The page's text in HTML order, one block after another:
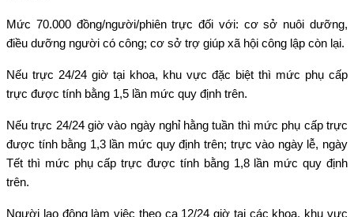
Mức 70.000 đồng/người/phiên trực đối với: cơ sở nuôi dưỡng,
điều dưỡng người có công; cơ sở trợ giúp xã hội công lập còn lại.
Nếu trực 24/24 giờ tại khoa, khu vực đặc biệt thì mức phụ cấp
trực được tính bằng 1,5 lần mức quy định trên.
Nếu trực 24/24 giờ vào ngày nghỉ hằng tuần thì mức phụ cấp trực
được tính bằng 1,3 lần mức quy định trên; trực vào ngày lễ, ngày
Tết thì mức phụ cấp trực được tính bằng 1,8 lần mức quy định
trên.
Người lao động làm việc theo ca 12/24 giờ tại các khoa, khu vực